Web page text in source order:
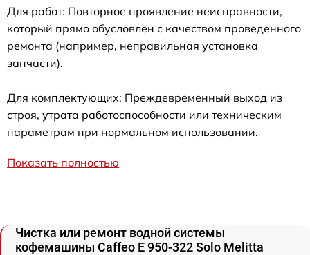
Для работ: Повторное проявление неисправности,
который прямо обусловлен с качеством проведенного
ремонта (например, неправильная установка
запчасти).
Для комплектующих: Преждевременный выход из
строя, утрата работоспособности или техническим
параметрам при нормальном использовании.
Показать полностью
Чистка или ремонт водной системы
кофемашины Caffeo E 950-322 Solo Melitta